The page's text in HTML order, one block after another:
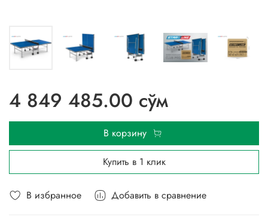
В избранное Добавить в сравнение
4 849 485.00 сўм
В корзину
Купить в 1 клик